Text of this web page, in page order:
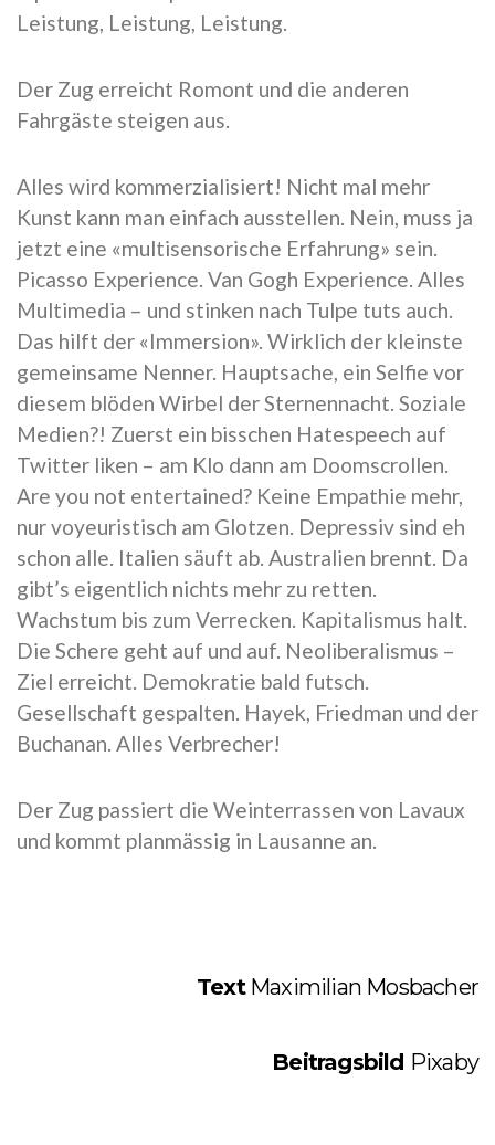
Leistung, Leistung, Leistung.
Der Zug erreicht Romont und die anderen
Fahrgäste steigen aus.
Alles wird kommerzialisiert! Nicht mal mehr
Kunst kann man einfach ausstellen. Nein, muss ja
jetzt eine «multisensorische Erfahrung» sein.
Picasso Experience. Van Gogh Experience. Alles
Multimedia – und stinken nach Tulpe tuts auch.
Das hilft der «Immersion». Wirklich der kleinste
gemeinsame Nenner. Hauptsache, ein Selfie vor
diesem blöden Wirbel der Sternennacht. Soziale
Medien?! Zuerst ein bisschen Hatespeech auf
Twitter liken – am Klo dann am Doomscrollen.
Are you not entertained? Keine Empathie mehr,
nur voyeuristisch am Glotzen. Depressiv sind eh
schon alle. Italien säuft ab. Australien brennt. Da
gibt’s eigentlich nichts mehr zu retten.
Wachstum bis zum Verrecken. Kapitalismus halt.
Die Schere geht auf und auf. Neoliberalismus –
Ziel erreicht. Demokratie bald futsch.
Gesellschaft gespalten. Hayek, Friedman und der
Buchanan. Alles Verbrecher!
Der Zug passiert die Weinterrassen von Lavaux
und kommt planmässig in Lausanne an.
TextMaximilian Mosbacher
Beitragsbild Pixaby